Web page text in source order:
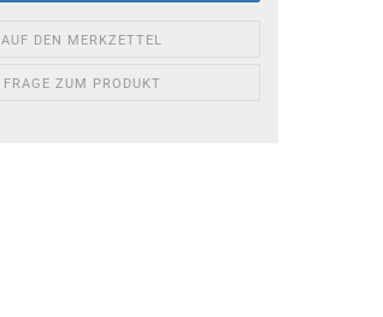
AUF DEN MERKZETTEL
FRAGE ZUM PRODUKT